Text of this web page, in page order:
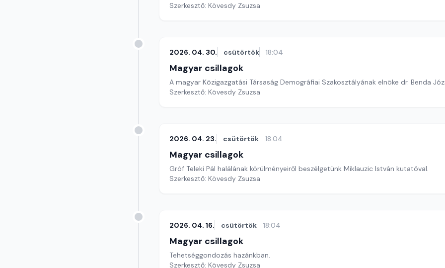
Szerkesztő: Kövesdy Zsuzsa
2026. 04. 30. csütörtök 18:04
Magyar csillagok
A magyar Közigazgatási Társaság Demográfiai Szakosztályának elnöke dr. Benda
Szerkesztő: Kövesdy Zsuzsa
2026. 04. 23. csütörtök 18:04
Magyar csillagok
Gróf Teleki Pál halálának körülményeiről beszélgetünk Miklauzic István kutatóval.
Szerkesztő: Kövesdy Zsuzsa
2026. 04. 16. csütörtök 18:04
Magyar csillagok
Tehetséggondozás hazánkban.
Szerkesztő: Kövesdy Zsuzsa